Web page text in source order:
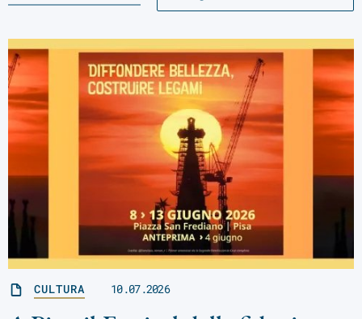
CULTURA 10.07.2026